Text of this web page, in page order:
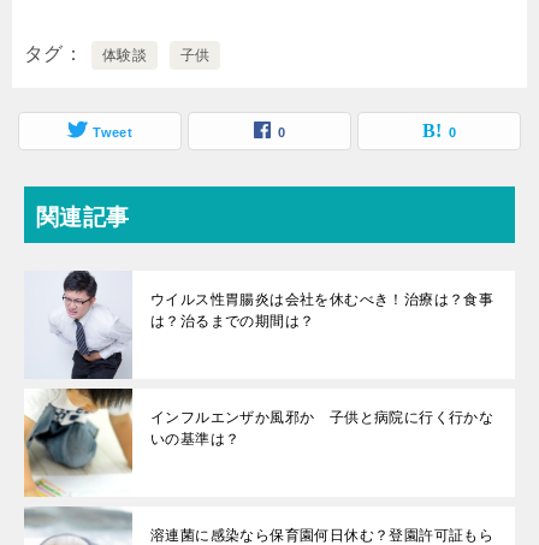
タグ 体験談 子供
Tweet 0 0
関連記事
ウイルス性胃腸炎は会社を休むべき！治療は？食事
は？治るまでの期間は？
インフルエンザか風邪か 子供と病院に行く行かな
いの基準は？
溶連菌に感染なら保育園何日休む？登園許可証もら